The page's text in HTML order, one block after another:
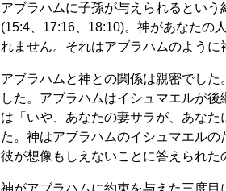
アブラハムに子孫が与えられるとい
(15:4、17:16、18:10)。神があなたの
れません。それはアブラハムのように
アブラハムと神との関係は親密でし
した。アブラハムはイシュマエルが
は「いや、あなたの妻サラが、あな
た。神はアブラハムのイシュマエルの
彼が想像もしえないことに答えられた
神がアブラハムに約束を与えた三度